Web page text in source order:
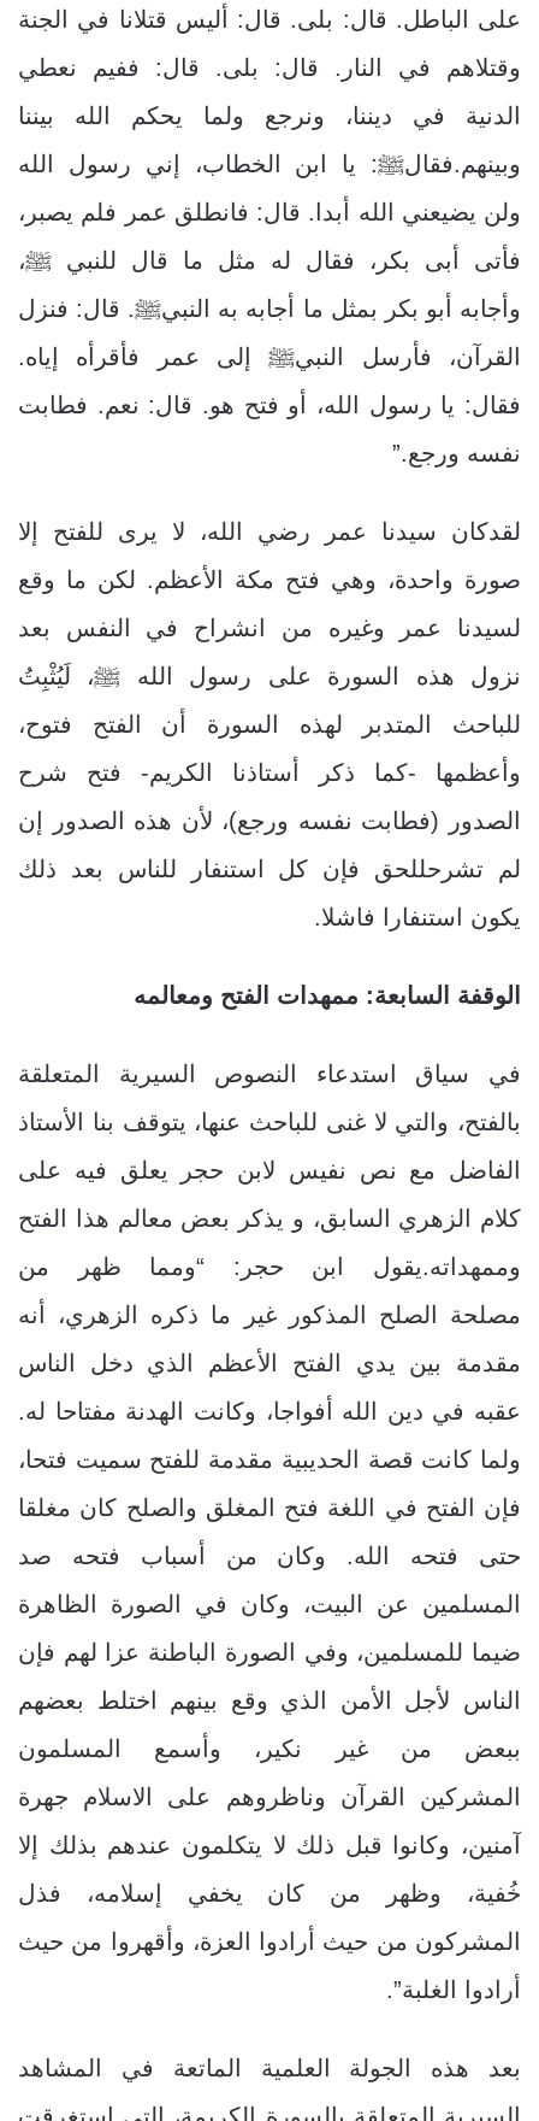
على الباطل. قال: بلى. قال: أليس قتلانا في الجنة
وقتلاهم في النار. قال: بلى. قال: ففيم نعطي
الدنية في ديننا، ونرجع ولما يحكم الله بيننا
وبينهم.فقالﷺ: يا ابن الخطاب، إني رسول الله
ولن يضيعني الله أبدا. قال: فانطلق عمر فلم يصبر،
فأتى أبى بكر، فقال له مثل ما قال للنبي ﷺ،
وأجابه أبو بكر بمثل ما أجابه به النبيﷺ. قال: فنزل
القرآن، فأرسل النبيﷺ إلى عمر فأقرأه إياه.
فقال: يا رسول الله، أو فتح هو. قال: نعم. فطابت
نفسه ورجع.”
لقدكان سيدنا عمر رضي الله، لا يرى للفتح إلا
صورة واحدة، وهي فتح مكة الأعظم. لكن ما وقع
لسيدنا عمر وغيره من انشراح في النفس بعد
نزول هذه السورة على رسول الله ﷺ، لَيُثْبِتُ
للباحث المتدبر لهذه السورة أن الفتح فتوح،
وأعظمها -كما ذكر أستاذنا الكريم- فتح شرح
الصدور (فطابت نفسه ورجع)، لأن هذه الصدور إن
لم تشرحللحق فإن كل استنفار للناس بعد ذلك
يكون استنفارا فاشلا.
الوقفة السابعة: ممهدات الفتح ومعالمه
في سياق استدعاء النصوص السيرية المتعلقة
بالفتح، والتي لا غنى للباحث عنها، يتوقف بنا الأستاذ
الفاضل مع نص نفيس لابن حجر يعلق فيه على
كلام الزهري السابق، و يذكر بعض معالم هذا الفتح
وممهداته.يقول ابن حجر: “ومما ظهر من
مصلحة الصلح المذكور غير ما ذكره الزهري، أنه
مقدمة بين يدي الفتح الأعظم الذي دخل الناس
عقبه في دين الله أفواجا، وكانت الهدنة مفتاحا له.
ولما كانت قصة الحديبية مقدمة للفتح سميت فتحا،
فإن الفتح في اللغة فتح المغلق والصلح كان مغلقا
حتى فتحه الله. وكان من أسباب فتحه صد
المسلمين عن البيت، وكان في الصورة الظاهرة
ضيما للمسلمين، وفي الصورة الباطنة عزا لهم فإن
الناس لأجل الأمن الذي وقع بينهم اختلط بعضهم
ببعض من غير نكير، وأسمع المسلمون
المشركين القرآن وناظروهم على الاسلام جهرة
آمنين، وكانوا قبل ذلك لا يتكلمون عندهم بذلك إلا
خُفية، وظهر من كان يخفي إسلامه، فذل
المشركون من حيث أرادوا العزة، وأقهروا من حيث
أرادوا الغلبة”.
بعد هذه الجولة العلمية الماتعة في المشاهد